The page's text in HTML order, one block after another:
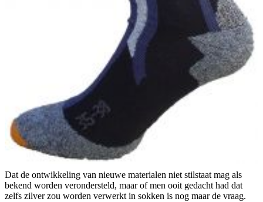
Dat de ontwikkeling van nieuwe materialen niet stilstaat mag als
bekend worden verondersteld, maar of men ooit gedacht had dat
zelfs zilver zou worden verwerkt in sokken is nog maar de vraag.